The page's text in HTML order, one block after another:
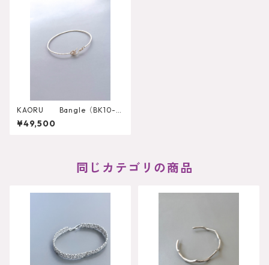
KAORU Bangle（BK10-4
34）
¥49,500
同じカテゴリの商品